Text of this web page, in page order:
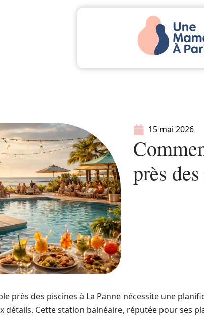
15 mai 2026
près
près des piscines à La Panne nécessite une
Cette station balnéaire, réputée pour ses